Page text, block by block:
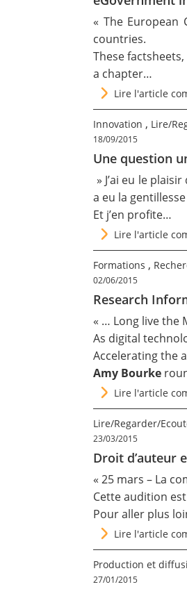
« The
countries.
Thesefactsheets
a chapter…
Lire l'article
Innovation , Lire/
18/09/2015
Une question
» J’ai eu le
a eu la
Et j’en profite…
Lire l'article
Formations ,
02/06/2015
Research
« … Long live the
As digital
Accelerating the
Amy Bourke
Lire l'article
Lire/Regarder/
23/03/2015
Droit d’auteur
« 25 mars – La
Cette audition est
Pour aller plus
Lire l'article
Production et
27/01/2015